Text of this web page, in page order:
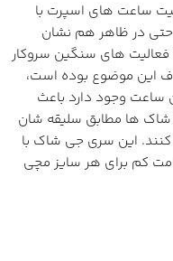
ساعت های اسپرت با
حتی در ظاهر هم نشان
های سنگین سروکار
طراحی خلاف این موضوع بوده است،
ساعت وجود دارد باعث
شاک ها مطابق سلیقه شان
این سری جی شاک با
اش و ضخامت کم برای هر سایز مچی